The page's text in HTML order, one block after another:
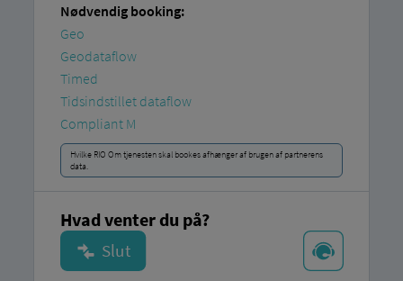
Nødvendig booking:
Geo
Geodataflow
Timed
Tidsindstillet dataflow
Compliant M
Hvilke RIO Om tjenesten skal bookes afhænger af brugen af ​​partnerens
data.
Hvad venter du på?